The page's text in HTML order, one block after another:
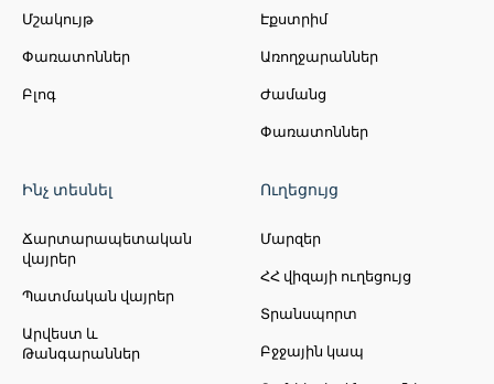
Մշակույթ
Փառատոններ
Բլոգ
Էքստրիմ
Առողջարաններ
Ժամանց
Փառատոններ
Ինչ տեսնել
Ճարտարապետական
վայրեր
Պատմական վայրեր
Արվեստ և
Թանգարաններ
Ուղեցույց
Մարզեր
ՀՀ վիզայի ուղեցույց
Տրանսպորտ
Բջջային կապ